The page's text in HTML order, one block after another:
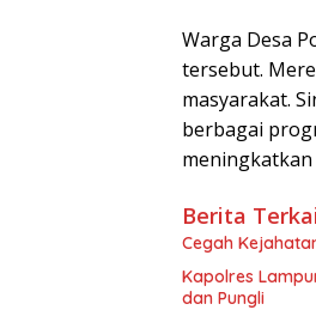
Warga Desa
tersebut.
masyarakat.
berbagai
Berita
Cegah
Kapolres
dan Pungli